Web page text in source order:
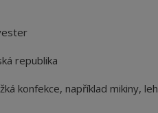
republika
konfekce, například mikiny,